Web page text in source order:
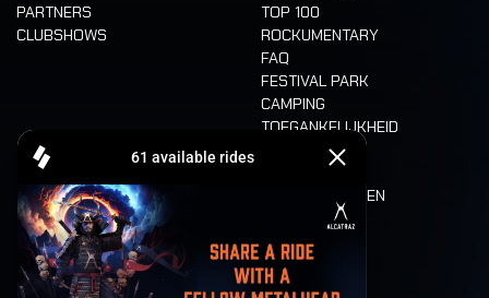
PARTNERS
CLUBSHOWS
TOP 100
ROCKUMENTARY
FAQ
FESTIVAL PARK
CAMPING
TOEGANKELIJKHEID
CASHLESS
ETEN EN DRINKEN
MOBILITEIT
LONE WOLVES
PLATTEGROND
DEATH RIDE